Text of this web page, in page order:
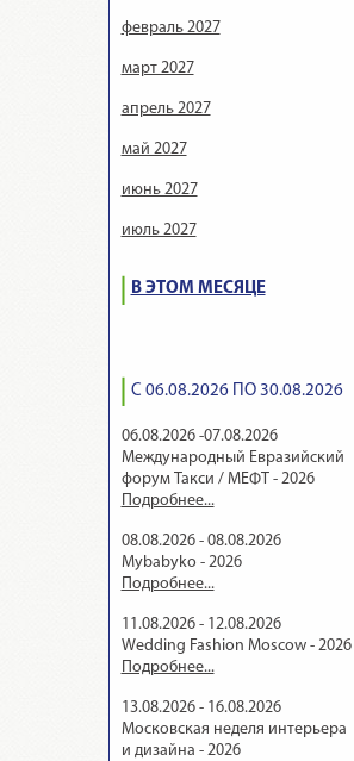
февраль 2027
март 2027
апрель 2027
май 2027
июнь 2027
июль 2027
В ЭТОМ МЕСЯЦЕ
С 06.08.2026 ПО 30.08.2026
06.08.2026 -07.08.2026
Международный Евразийский
форум Такси / МЕФТ - 2026
Подробнее...
08.08.2026 - 08.08.2026
Mybabyko - 2026
Подробнее...
11.08.2026 - 12.08.2026
Wedding Fashion Moscow - 2026
Подробнее...
13.08.2026 - 16.08.2026
Московская неделя интерьера
и дизайна - 2026